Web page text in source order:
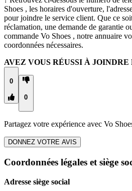
Shoes , les horaires d'ouverture,
pour joindre le service client. Que ce
réclamation, une demande de garantie
commande Vo Shoes , notre annuaire
coordonnées nécessaires.
AVEZ VOUS RÉUSSI À
0
0
Partagez votre expérience avec Vo
DONNEZ VOTRE AVIS
Coordonnées légales et siège
Adresse siège social